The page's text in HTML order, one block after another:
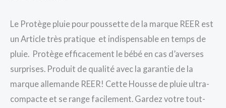
Le Protège pluie pour poussette de la marque REER est
un Article très pratique et indispensable en temps de
pluie. Protège efficacement le bébé en cas d’averses
surprises. Produit de qualité avec la garantie de la
marque allemande REER! Cette Housse de pluie ultra-
compacte et se range facilement. Gardez votre tout-